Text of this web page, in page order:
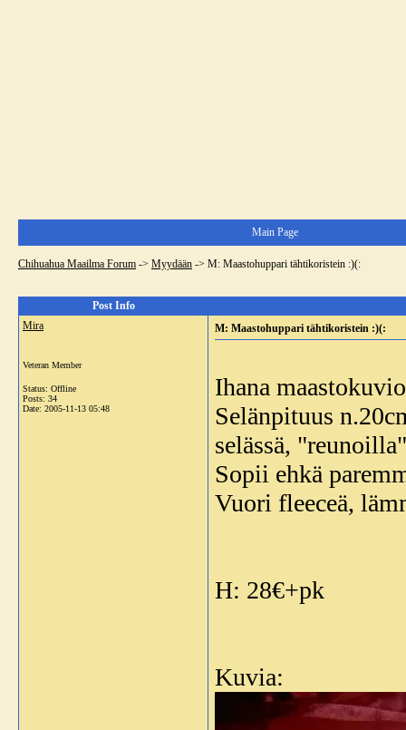
Main Page
Chihuahua Maailma Forum -> Myydään -> M: Maastohuppari tähtikoristein :)(:
Post Info
Mira
Veteran Member
Status: Offline
Posts: 34
Date: 2005-11-13 05:48
M: Maastohuppari tähtikoristein :)(:
Ihana
Selänpituus
selässä,
Sopii ehkä
Vuori fleeceä,
H: 28€+pk
Kuvia: